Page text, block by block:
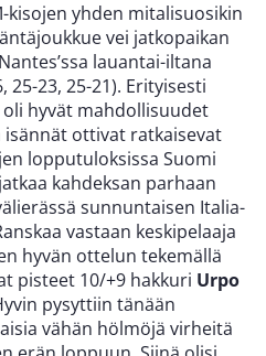
kisojen yhden mitalisuosikin
vei jatkopaikan
lauantai-iltana
23, 25-21). Erityisesti
hyvät mahdollisuudet
isännät ottivat ratkaisevat
lopputuloksissa Suomi
kahdeksan parhaan
sunnuntaisen Italia-
vastaan keskipelaaja
hyvän ottelun tekemällä
pisteet 10/+9 hakkuri Urpo
pysyttiin tänään
vähän hölmöjä virheitä